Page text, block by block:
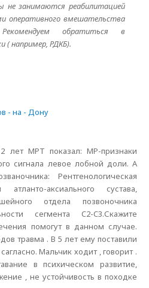
занимаются реабилитацией
оперативного вмешательства
обратиться в
( например, РДКБ).
- на - Дону
лет МРТ показал: МР-признаки
сигнала левое лобной доли. А
Рентгенологическая
аксиального сустава,
отдела позвоночника
сегмента C2-C3.Скажите
помогут в данном случае.
травма . В 5 лет ему поставили
Мальчик ходит , говорит .
в психическом развитие,
, не устойчивость в походке